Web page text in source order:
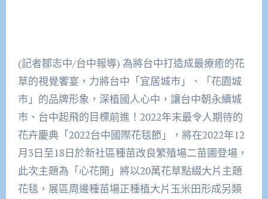
(記者鄒志中/台中報導) 為將台中打造成最療癒的花
草的視覺饗宴，力將台中「宜居城市」、「花園城
市」的品牌形象，深植國人心中，讓台中朝永續城
市、台中起飛的目標前進！2022年末最令人期待的
花卉慶典「2022台中國際花毯節」，將在2022年12
月3日至18日於新社區種苗改良繁殖場二苗圃登場，
此次主題為「心花開」將以20萬花草點綴大片主題
花毯，展區周邊種苗場正種植大片玉米田形成另類